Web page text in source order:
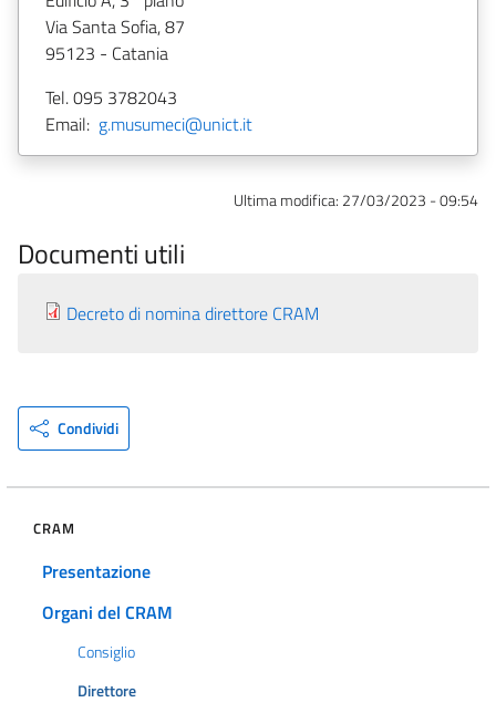
Via Santa Sofia, 87
95123 - Catania
Tel. 095 3782043
Email: g.musumeci@unict.it
Ultima modifica: 27/03/2023 - 09:54
Documenti utili
Decreto di nomina direttore CRAM
Condividi
CRAM
Presentazione
Organi del CRAM
Consiglio
Direttore